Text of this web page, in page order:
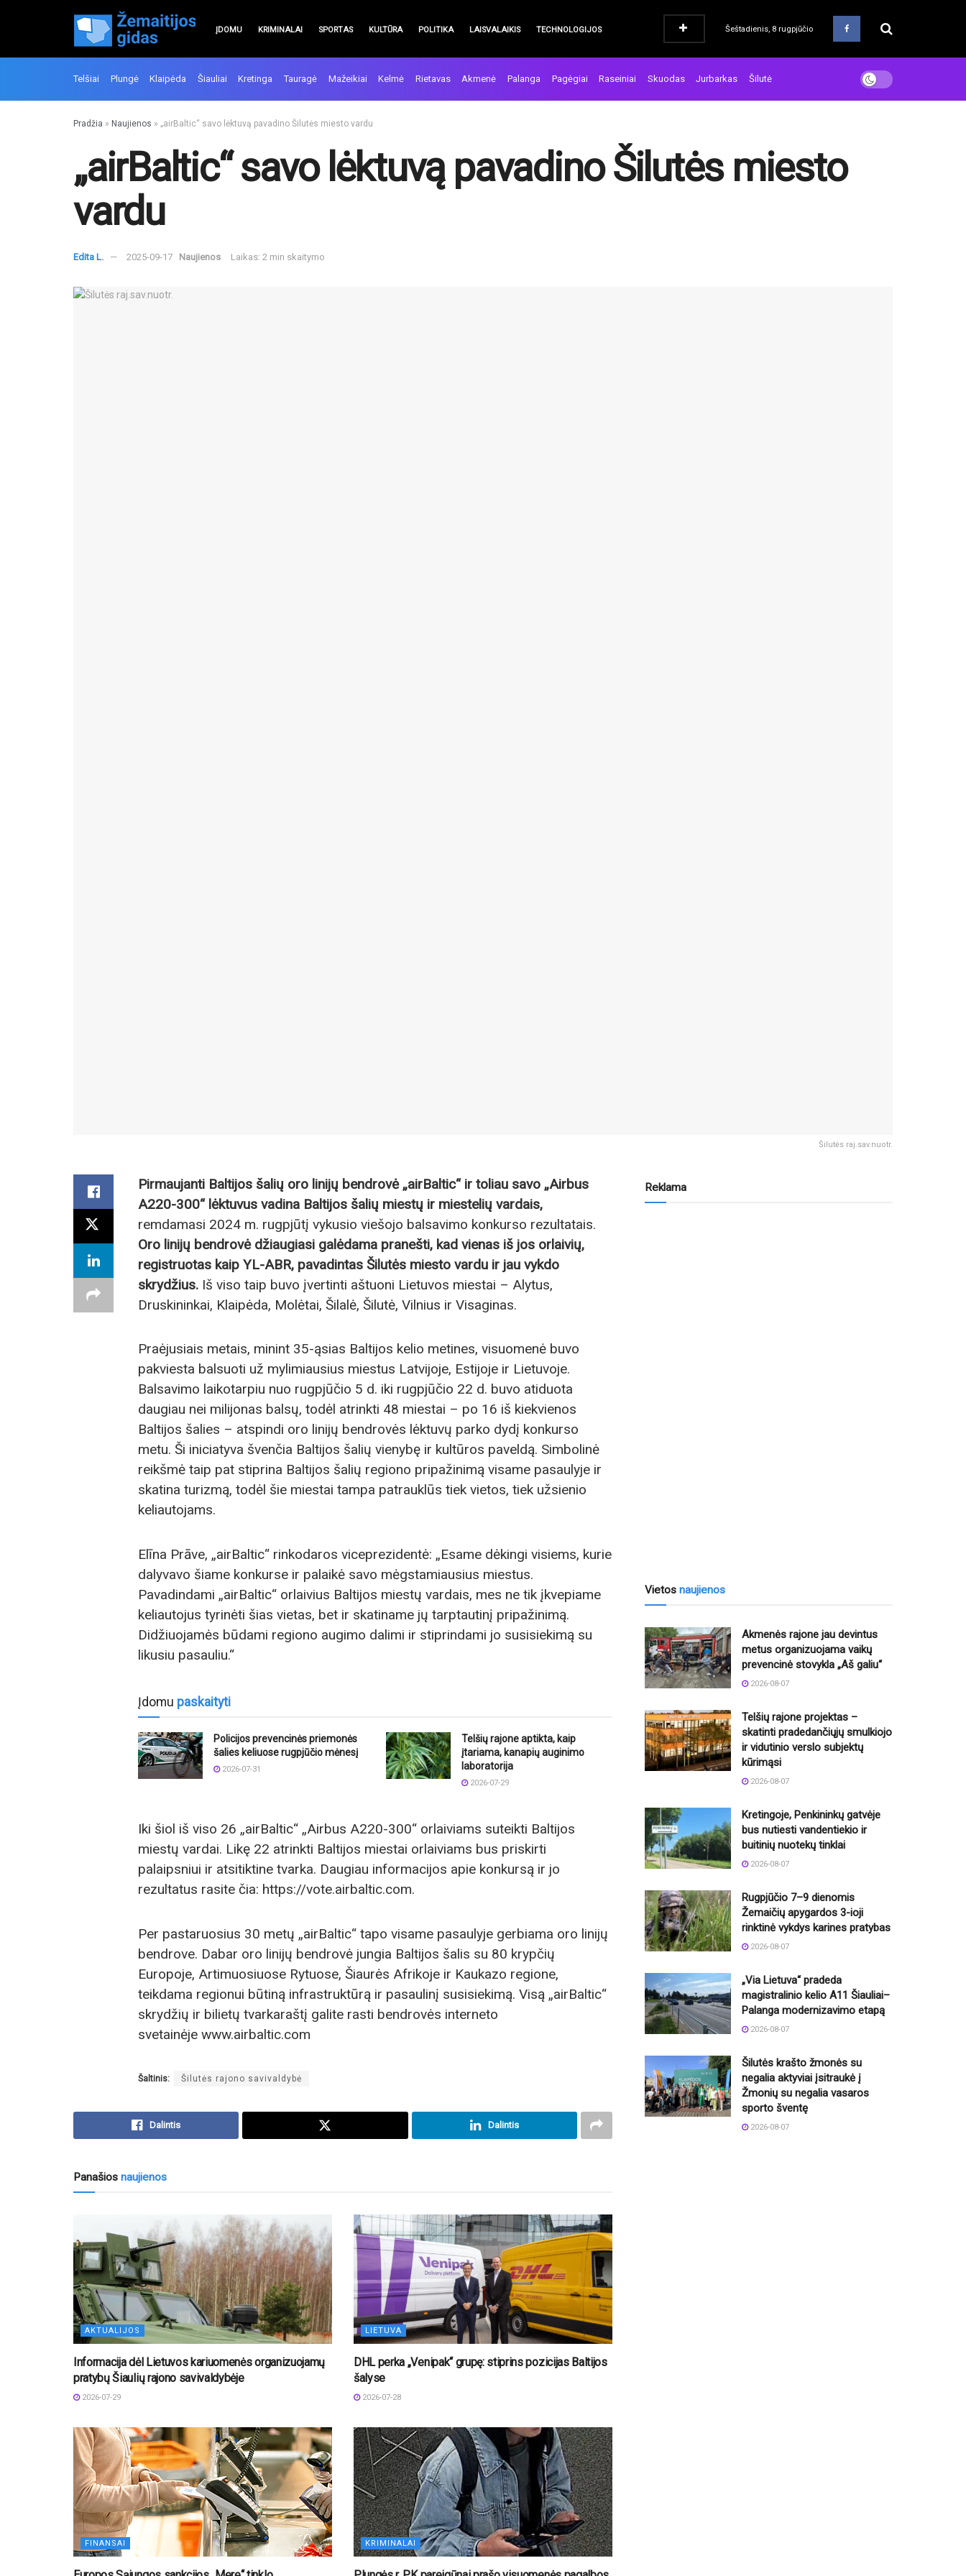
ĮDOMU KRIMINALAI SPORTAS KULTŪRA POLITIKA LAISVALAIKIS TECHNOLOGIJOS Šeštadienis, 8 rugpjūčio
Telšiai Plungė Klaipėda Šiauliai Kretinga Tauragė Mažeikiai Kelmė Rietavas Akmenė Palanga Pagėgiai Raseiniai Skuodas Jurbarkas Šilutė
Pradžia » Naujienos » „airBaltic“ savo lėktuvą pavadino Šilutės miesto vardu
„airBaltic“ savo lėktuvą pavadino Šilutės miesto
vardu
Edita L. 2025-09-17 Naujienos Laikas: 2 min skaitymo
Šilutės raj.sav.nuotr.
Pirmaujanti Baltijos šalių oro linijų bendrovė „airBaltic“ ir toliau savo „Airbus
A220-300“ lėktuvus vadina Baltijos šalių miestų ir miestelių vardais,
remdamasi 2024 m. rugpjūtį vykusio viešojo balsavimo konkurso rezultatais.
Oro linijų bendrovė džiaugiasi galėdama pranešti, kad vienas iš jos orlaivių,
registruotas kaip YL-ABR, pavadintas Šilutės miesto vardu ir jau vykdo
skrydžius. Iš viso taip buvo įvertinti aštuoni Lietuvos miestai – Alytus,
Druskininkai, Klaipėda, Molėtai, Šilalė, Šilutė, Vilnius ir Visaginas.
Praėjusiais metais, minint 35-ąsias Baltijos kelio metines, visuomenė buvo
pakviesta balsuoti už mylimiausius miestus Latvijoje, Estijoje ir Lietuvoje.
Balsavimo laikotarpiu nuo rugpjūčio 5 d. iki rugpjūčio 22 d. buvo atiduota
daugiau nei milijonas balsų, todėl atrinkti 48 miestai – po 16 iš kiekvienos
Baltijos šalies – atspindi oro linijų bendrovės lėktuvų parko dydį konkurso
metu. Ši iniciatyva švenčia Baltijos šalių vienybę ir kultūros paveldą. Simbolinė
reikšmė taip pat stiprina Baltijos šalių regiono pripažinimą visame pasaulyje ir
skatina turizmą, todėl šie miestai tampa patrauklūs tiek vietos, tiek užsienio
keliautojams.
Elīna Prāve, „airBaltic“ rinkodaros viceprezidentė: „Esame dėkingi visiems, kurie
dalyvavo šiame konkurse ir palaikė savo mėgstamiausius miestus.
Pavadindami „airBaltic“ orlaivius Baltijos miestų vardais, mes ne tik įkvepiame
keliautojus tyrinėti šias vietas, bet ir skatiname jų tarptautinį pripažinimą.
Didžiuojamės būdami regiono augimo dalimi ir stiprindami jo susisiekimą su
likusiu pasauliu.“
Įdomu paskaityti
Policijos prevencinės priemonės
šalies keliuose rugpjūčio mėnesį
2026-07-31
Telšių rajone aptikta, kaip
įtariama, kanapių auginimo
laboratorija
2026-07-29
Iki šiol iš viso 26 „airBaltic“ „Airbus A220-300“ orlaiviams suteikti Baltijos
miestų vardai. Likę 22 atrinkti Baltijos miestai orlaiviams bus priskirti
palaipsniui ir atsitiktine tvarka. Daugiau informacijos apie konkursą ir jo
rezultatus rasite čia: https://vote.airbaltic.com.
Per pastaruosius 30 metų „airBaltic“ tapo visame pasaulyje gerbiama oro linijų
bendrove. Dabar oro linijų bendrovė jungia Baltijos šalis su 80 krypčių
Europoje, Artimuosiuose Rytuose, Šiaurės Afrikoje ir Kaukazo regione,
teikdama regionui būtiną infrastruktūrą ir pasaulinį susisiekimą. Visą „airBaltic“
skrydžių ir bilietų tvarkaraštį galite rasti bendrovės interneto
svetainėje www.airbaltic.com
Šaltinis: Šilutės rajono savivaldybė
Dalintis Dalintis
Panašios naujienos
AKTUALIJOS
Informacija dėl Lietuvos kariuomenės organizuojamų
pratybų Šiaulių rajono savivaldybėje
2026-07-29
LIETUVA
DHL perka „Venipak“ grupę: stiprins pozicijas Baltijos
šalyse
2026-07-28
FINANSAI KRIMINALAI
Reklama
Vietos naujienos
Akmenės rajone jau devintus
metus organizuojama vaikų
prevencinė stovykla „Aš galiu“
2026-08-07
Telšių rajone projektas –
skatinti pradedančiųjų smulkiojo
ir vidutinio verslo subjektų
kūrimąsi
2026-08-07
Kretingoje, Penkininkų gatvėje
bus nutiesti vandentiekio ir
buitinių nuotekų tinklai
2026-08-07
Rugpjūčio 7–9 dienomis
Žemaičių apygardos 3-ioji
rinktinė vykdys karines pratybas
2026-08-07
„Via Lietuva“ pradeda
magistralinio kelio A11 Šiauliai–
Palanga modernizavimo etapą
2026-08-07
Šilutės krašto žmonės su
negalia aktyviai įsitraukė į
Žmonių su negalia vasaros
sporto šventę
2026-08-07